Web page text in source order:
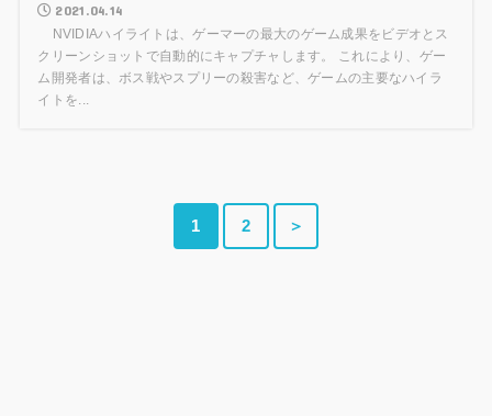
2021.04.14
NVIDIAハイライトは、ゲーマーの最大のゲーム成果をビデオとス
クリーンショットで自動的にキャプチャします。 これにより、ゲー
ム開発者は、ボス戦やスプリーの殺害など、ゲームの主要なハイラ
イトを...
1 2 ＞